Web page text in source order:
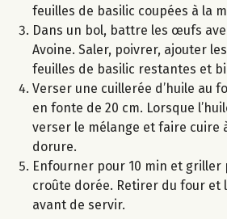
feuilles de basilic coupées à la
Dans un bol, battre les œufs
Avoine. Saler, poivrer, ajouter
feuilles de basilic restantes et
Verser une cuillerée d’huile au
en fonte de 20 cm. Lorsque
verser le mélange et faire cuire
dorure.
Enfourner pour 10 min et griller
croûte dorée. Retirer du four
avant de servir.